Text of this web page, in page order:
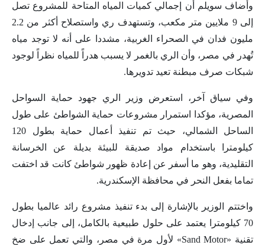
وأضاف سويلم أن إجمالي كميات المياه المتاحة للمشروع تصل
إلى 9 ملايين متر مكعب، وتستهدف ري واستصلاح أكثر من 2.2
مليون فدان في الصحراء الغربية، مشددا على أنه لا توجد مياه
تُهدر في مصر، وأن الري بالغمر لا يسبب هدراً للمياه نظراً لوجود
شبكات صرف مبطنة تعيد تدويرها.
وفي سياق آخر، استعرض وزير الري جهود حماية السواحل
المصرية، مؤكدا استمرار مشروعات حماية الشواطئ على طول
الساحل الشمالي، حيث تم تنفيذ أعمال حماية بطول 120
كيلومترا باستخدام مواد صديقة للبيئة بديلة عن الخرسانة
التقليدية، وهو ما أسفر عن إعادة ظهور شواطئ كانت قد اختفت
تماما بفعل النحر في محافظة الإسكندرية.
واختتم الوزير بالإشارة إلى بدء تنفيذ مشروع رائد عالميا بطول
70 كيلومترا يعتمد على حلول طبيعية بالكامل، إلى جانب إدخال
تقنية «Sand Motor» لأول مرة في مصر، والتي تعمل على ضخ